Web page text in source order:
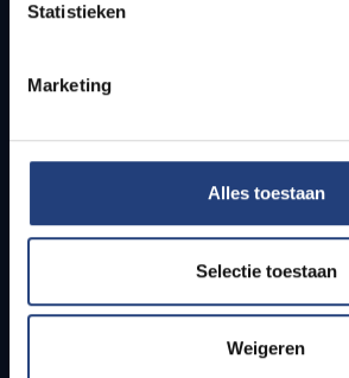
Statistieken
Marketing
Alles toestaan
Selectie toestaan
Weigeren
Bereikbaarheid
Studenten
PhD-studenten
Leerkrachten en secundaire